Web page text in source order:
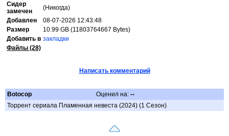
Сидер
замечен
(Никогда)
Добавлен
08-07-2026 12:43:48
Размер
10.99 GB (11803764667 Bytes)
Добавить в закладки
Файлы (28)
Написать комментарий
Botocop Оценил на: --
Торрент сериала Пламенная невеста (2024) (1 Сезон)